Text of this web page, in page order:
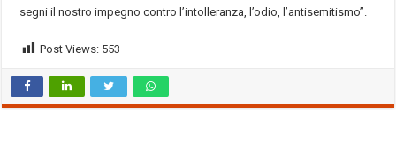
segni il nostro impegno contro l’intolleranza, l’odio, l’antisemitismo”.
Post Views: 553